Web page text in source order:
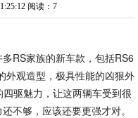
阅读：7
RS家族的新车款，包括RS6
外观造型，极具性能的凶狠外
驱魅力，让这两辆车受到很
不够，应该还要更强才对。